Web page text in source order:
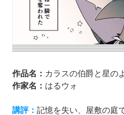
作品名： カラスの伯爵と星の
作家名： はるウォ
講評： 記憶を失い、屋敷の庭